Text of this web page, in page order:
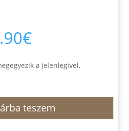
€Current
is:
13.90€.
a jelenlegivel.
teszem